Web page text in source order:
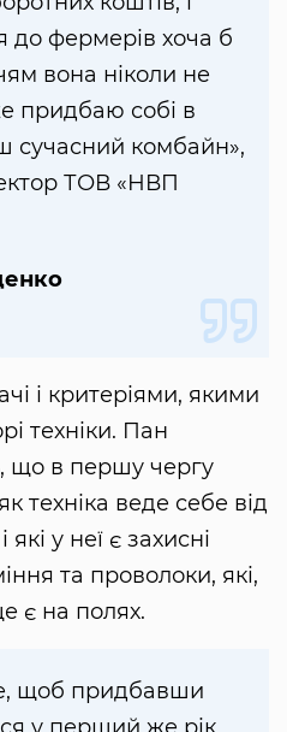
до фермерів хоча б
вона ніколи не
придбаю собі в
сучасний комбайн»,
ТОВ «НВП
і критеріями, якими
техніки. Пан
що в першу чергу
техніка веде себе від
у неї є захисні
та проволоки, які,
є на полях.
щоб придбавши
у перший же рік